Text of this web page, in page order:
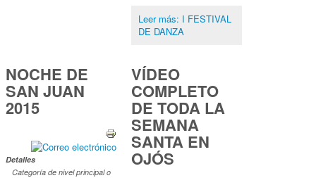
Leer más: I FESTIVAL
DE DANZA
NOCHE DE
SAN JUAN
2015
Detalles
Categoría de nivel principal o
VÍDEO
COMPLETO
DE TODA LA
SEMANA
SANTA EN
OJÓS